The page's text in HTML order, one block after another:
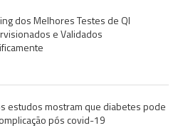
dos Melhores Testes de QI
e Validados
estudos mostram que diabetes pode
pós covid-19